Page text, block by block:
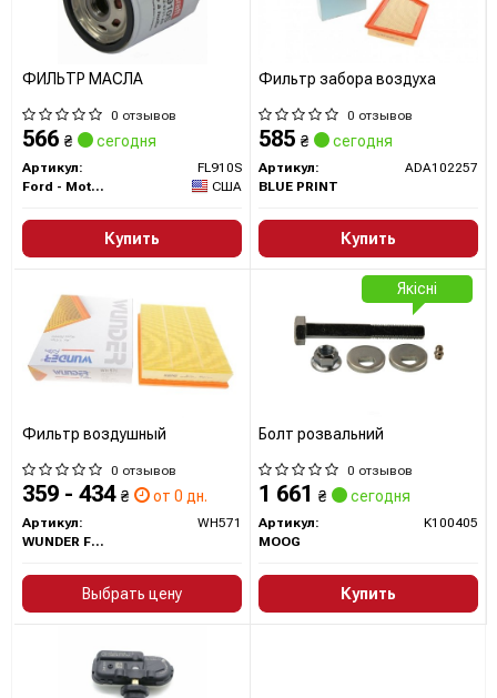
ФИЛЬТР МАСЛА
0 отзывов
566 ₴ сегодня
Артикул:
FL910S
Ford - Motorcraft
США
Купить
Фильтр забора воздуха
0 отзывов
585 ₴ сегодня
Артикул:
ADA102257
BLUE PRINT
Купить
Фильтр воздушный
0 отзывов
359 - 434 ₴ от 0 дн.
Артикул:
WH571
WUNDER FILTER
Выбрать цену
Болт розвальний
0 отзывов
1 661 ₴ сегодня
Артикул:
K100405
MOOG
Купить
Якісні